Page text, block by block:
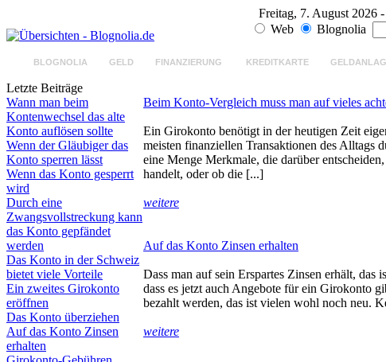
Freitag, 7. August 2026
Web
Blognolia
BLOGNOLIA GELD FINANZIERUNG KREDITKARTE
Letzte Beiträge
Wann man beim
Kontenwechsel das alte
Konto auflösen sollte
Wenn der Gläubiger das
Konto sperren lässt
Wenn das Konto gesperrt
wird
Durch eine
Zwangsvollstreckung kann
das Konto gepfändet
werden
Das Konto in der Schweiz
bietet viele Vorteile
Ein zweites Girokonto
eröffnen
Das Konto überziehen
Auf das Konto Zinsen
erhalten
Beim Konto-Vergleich muss man auf vieles
Ein Girokonto benötigt in der heutigen Zeit
meisten finanziellen Transaktionen des Alltags
eine Menge Merkmale, die darüber
handelt, oder ob die [...]
weitere
Auf das Konto Zinsen erhalten
Dass man auf sein Erspartes Zinsen erhält,
dass es jetzt auch Angebote für ein Girokonto
bezahlt werden, das ist vielen wohl noch neu.
weitere